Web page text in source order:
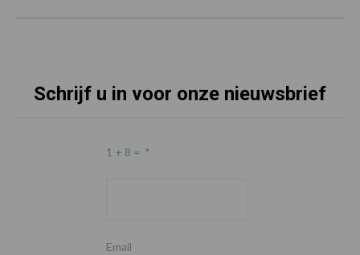
Schrijf u in voor onze nieuwsbrief
1 + 8 = *
Email